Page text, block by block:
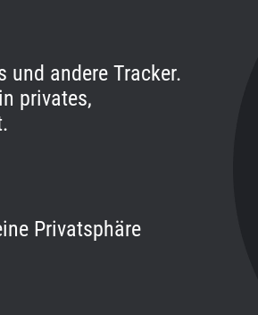
und andere Tracker.
privates,
Privatsphäre